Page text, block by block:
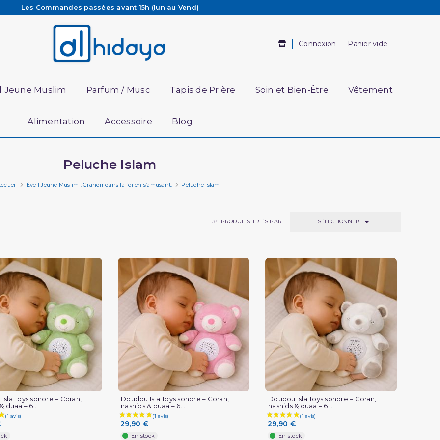
Les Commandes passées avant 15h (lun au Vend)
Besoin d'aide ? Retrouvez notre FAQ
Livraison offerte à partir de 65€ d'achat*
Connexion Panier vide
Jeune Muslim Parfum / Musc Tapis de Prière Soin et Bien-Être Vêtement
Alimentation Accessoire Blog
Peluche Islam
Éveil Jeune Muslim : Grandir dans la foi en s’amusant. Peluche Islam
34 PRODUITS TRIÉS PAR SÉLECTIONNER 
Toys sonore – Coran,
duaa – 6...
Doudou Isla Toys sonore – Coran,
nashids & duaa – 6...
29,90 €
En stock
Doudou Isla Toys sonore – Coran,
nashids & duaa – 6...
29,90 €
En stock